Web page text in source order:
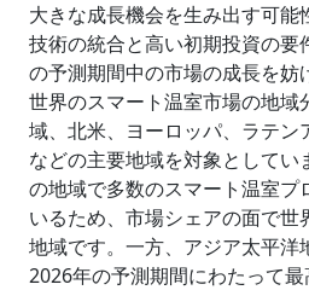
大きな成長機会を生み出す可能
技術の統合と高い初期投資の要
の予測期間中の市場の成長を妨
世界のスマート温室市場の地域
域、北米、ヨーロッパ、ラテン
などの主要地域を対象としてい
の地域で多数のスマート温室プ
いるため、市場シェアの面で
地域です。一方、アジア太平洋
2026年の予測期間にわたって